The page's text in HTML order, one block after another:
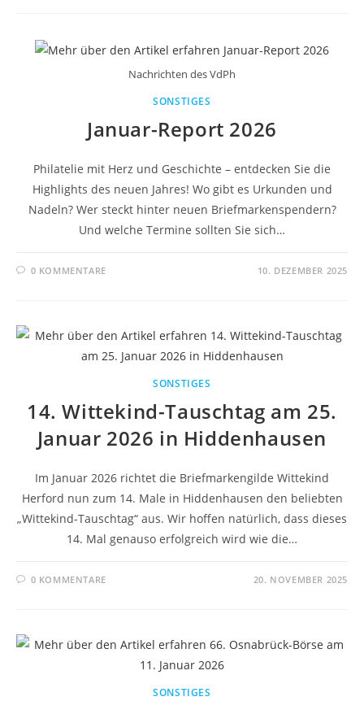
Nachrichten des VdPh
SONSTIGES
Januar-Report 2026
Philatelie mit Herz und Geschichte – entdecken Sie die
Highlights des neuen Jahres! Wo gibt es Urkunden und
Nadeln? Wer steckt hinter neuen Briefmarkenspendern?
Und welche Termine sollten Sie sich…
0 KOMMENTARE 10. DEZEMBER 2025
SONSTIGES
14. Wittekind-Tauschtag am 25.
Januar 2026 in Hiddenhausen
Im Januar 2026 richtet die Briefmarkengilde Wittekind
Herford nun zum 14. Male in Hiddenhausen den beliebten
„Wittekind-Tauschtag“ aus. Wir hoffen natürlich, dass dieses
14. Mal genauso erfolgreich wird wie die…
0 KOMMENTARE 20. NOVEMBER 2025
SONSTIGES